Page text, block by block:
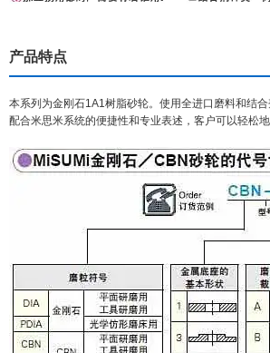
产品特点
本系列为金刚石1A1树脂砂轮。使用全进口磨料和结
配合米思米系统的便捷性和专业表述，客户可以轻松